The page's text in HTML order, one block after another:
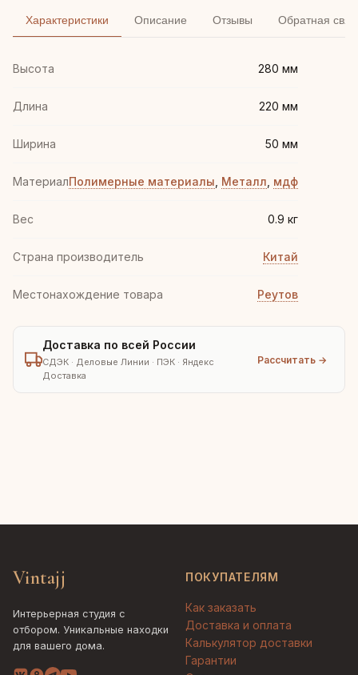
Характеристики Описание Отзывы Обратная
Высота 280 мм
Длина 220 мм
Ширина 50 мм
МатериалПолимерные материалы Металл мдф
Вес 0.9 кг
Страна производитель Китай
Местонахождение товара Реутов
Доставка по всей России
СДЭК · Деловые Линии · ПЭК · Яндекс
Доставка
Рассчитать →
Vintajj
Интерьерная студия с
отбором. Уникальные находки
для вашего дома.
ПОКУПАТЕЛЯМ
Как заказать
Доставка и оплата
Калькулятор доставки
Гарантии